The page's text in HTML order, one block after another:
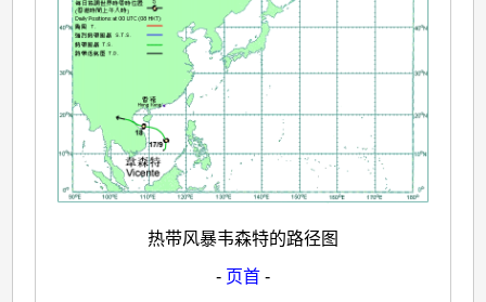
热带风暴韦森特的路径图
- 页首 -